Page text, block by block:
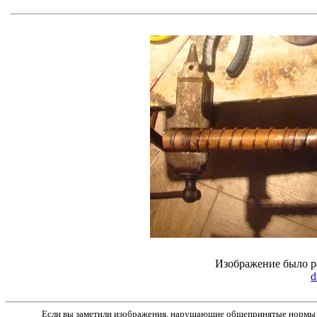
Изображение было
Если вы заметили изображения, нарушающие общепринятые нормы